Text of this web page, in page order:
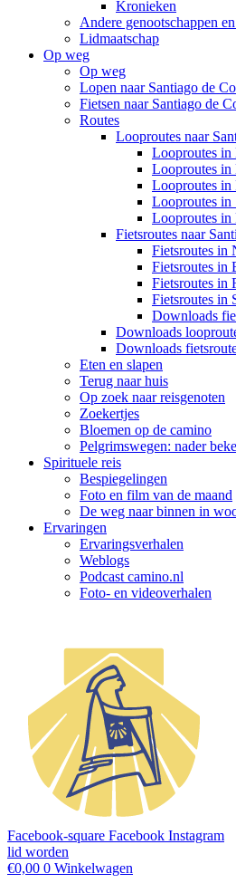
Kronieken
Andere genootschappen en
Lidmaatschap
Op weg
Op weg
Lopen naar Santiago de
Fietsen naar Santiago de
Routes
Looproutes naar
Looproutes in
Looproutes in
Looproutes
Looproutes in
Looproutes in
Fietsroutes naar
Fietsroutes in
Fietsroutes in
Fietsroutes in
Fietsroutes in
Downloads
Downloads
Downloads
Eten en slapen
Terug naar huis
Op zoek naar reisgenoten
Zoekertjes
Bloemen op de camino
Pelgrimswegen: nader
Spirituele reis
Bespiegelingen
Foto en film van de maand
De weg naar binnen in
Ervaringen
Ervaringsverhalen
Weblogs
Podcast camino.nl
Foto- en videoverhalen
Facebook-square Facebook Instagram
lid worden
€0,00 0 Winkelwagen